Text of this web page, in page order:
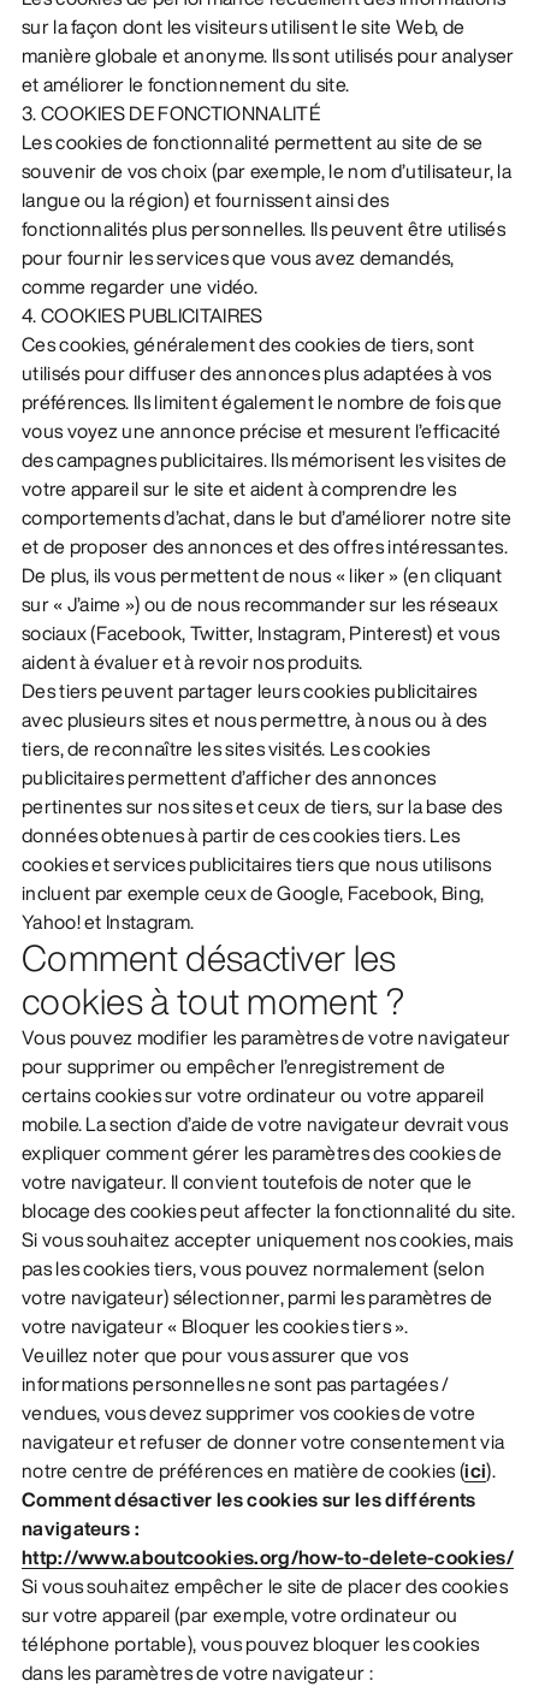
sur la façon dont les visiteurs utilisent le site Web, de
manière globale et anonyme. Ils sont utilisés pour analyser
et améliorer le fonctionnement du site.
3. COOKIES DE FONCTIONNALITÉ
Les cookies de fonctionnalité permettent au site de se
souvenir de vos choix (par exemple, le nom d’utilisateur, la
langue ou la région) et fournissent ainsi des
fonctionnalités plus personnelles. Ils peuvent être utilisés
pour fournir les services que vous avez demandés,
comme regarder une vidéo.
4. COOKIES PUBLICITAIRES
Ces cookies, généralement des cookies de tiers, sont
utilisés pour diffuser des annonces plus adaptées à vos
préférences. Ils limitent également le nombre de fois que
vous voyez une annonce précise et mesurent l’efficacité
des campagnes publicitaires. Ils mémorisent les visites de
votre appareil sur le site et aident à comprendre les
comportements d’achat, dans le but d’améliorer notre site
et de proposer des annonces et des offres intéressantes.
De plus, ils vous permettent de nous « liker » (en cliquant
sur « J’aime ») ou de nous recommander sur les réseaux
sociaux (Facebook, Twitter, Instagram, Pinterest) et vous
aident à évaluer et à revoir nos produits.
Des tiers peuvent partager leurs cookies publicitaires
avec plusieurs sites et nous permettre, à nous ou à des
tiers, de reconnaître les sites visités. Les cookies
publicitaires permettent d’afficher des annonces
pertinentes sur nos sites et ceux de tiers, sur la base des
données obtenues à partir de ces cookies tiers. Les
cookies et services publicitaires tiers que nous utilisons
incluent par exemple ceux de Google, Facebook, Bing,
Yahoo! et Instagram.
Comment désactiver les
cookies à tout moment ?
Vous pouvez modifier les paramètres de votre navigateur
pour supprimer ou empêcher l’enregistrement de
certains cookies sur votre ordinateur ou votre appareil
mobile. La section d’aide de votre navigateur devrait vous
expliquer comment gérer les paramètres des cookies de
votre navigateur. Il convient toutefois de noter que le
blocage des cookies peut affecter la fonctionnalité du site.
Si vous souhaitez accepter uniquement nos cookies, mais
pas les cookies tiers, vous pouvez normalement (selon
votre navigateur) sélectionner, parmi les paramètres de
votre navigateur « Bloquer les cookies tiers ».
Veuillez noter que pour vous assurer que vos
informations personnelles ne sont pas partagées /
vendues, vous devez supprimer vos cookies de votre
navigateur et refuser de donner votre consentement via
notre centre de préférences en matière de cookies (ici).
Comment désactiver les cookies sur les différents
navigateurs :
http://www.aboutcookies.org/how-to-delete-cookies/
Si vous souhaitez empêcher le site de placer des cookies
sur votre appareil (par exemple, votre ordinateur ou
téléphone portable), vous pouvez bloquer les cookies
dans les paramètres de votre navigateur :